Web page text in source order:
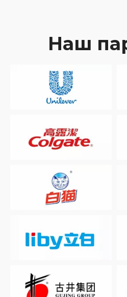
Наш